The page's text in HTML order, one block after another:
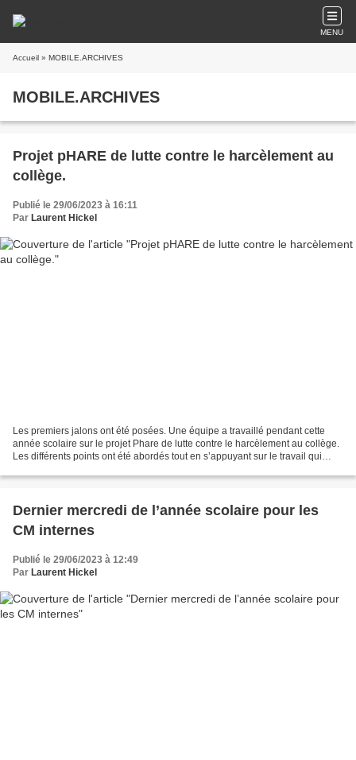
MENU
Accueil » MOBILE.ARCHIVES
MOBILE.ARCHIVES
Projet pHARE de lutte contre le harcèlement au
collège.
Publié le 29/06/2023 à 16:11
Par Laurent Hickel
Les premiers jalons ont été posées. Une équipe a travaillé pendant cette
année scolaire sur le projet Phare de lutte contre le harcèlement au collège.
Les différents points ont été abordés tout en s’appuyant sur le travail qui
Dernier mercredi de l’année scolaire pour les
CM internes
Publié le 29/06/2023 à 12:49
Par Laurent Hickel